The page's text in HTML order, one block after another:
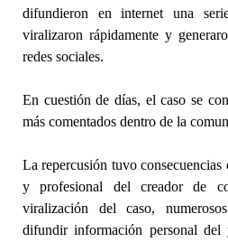
difundieron en internet una
viralizaron rápidamente y
redes sociales.
En cuestión de días, el caso se
más comentados dentro de la
La repercusión tuvo
y profesional del creador de
viralización del caso,
difundir información personal